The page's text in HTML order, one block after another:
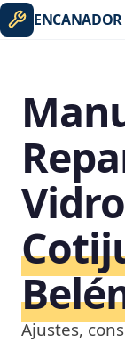
ENCANADOR
Ajustes,